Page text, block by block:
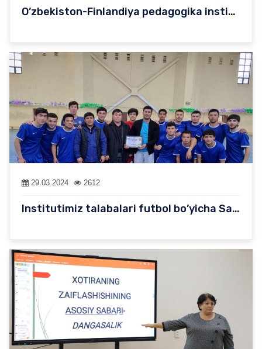
O’zbekiston-Finlandiya pedagogika institutida shoirlar ishtiroki…
29.03.2024 2612
Institutimiz talabalari futbol bo’yicha Samarqand viloyatida ten…